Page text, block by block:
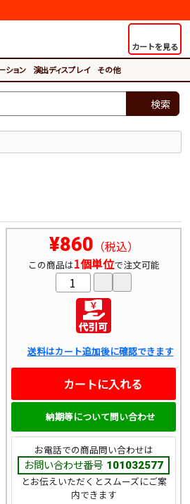
カートを見る
ション 演出ディスプレイ その他
検索
¥860 （税込）
この商品は1個単位で注文可能
送料はカート追加後に確認できます
カートに入れる
納期等について問い合わせ
お電話での商品問い合わせは
お問い合わせ番号 101032577
とお伝えいただくとスムーズにご案
内できます